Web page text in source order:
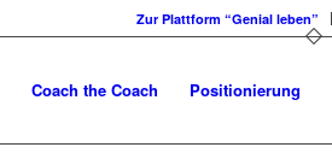
Zur Plattform “Genial leben”
Coach the Coach Positionierung